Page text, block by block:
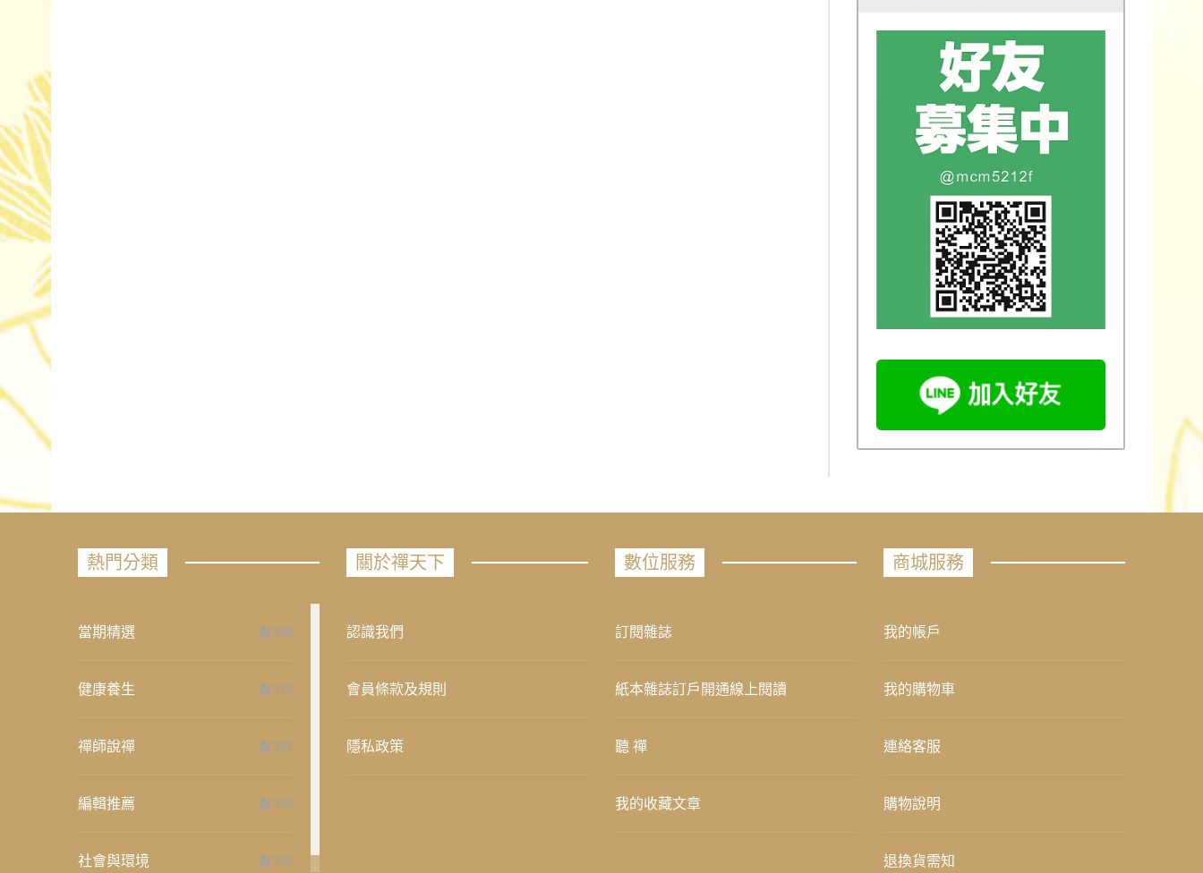
熱門分類
當期精選 658
健康養生 276
禪師說禪 267
編輯推薦 236
社會與環境 235
關於禪天下
認識我們
會員條款及規則
隱私政策
數位服務
訂閱雜誌
紙本雜誌訂戶開通線上閱讀
聽 禪
我的收藏文章
商城服務
我的帳戶
我的購物車
連絡客服
購物說明
退換貨需知